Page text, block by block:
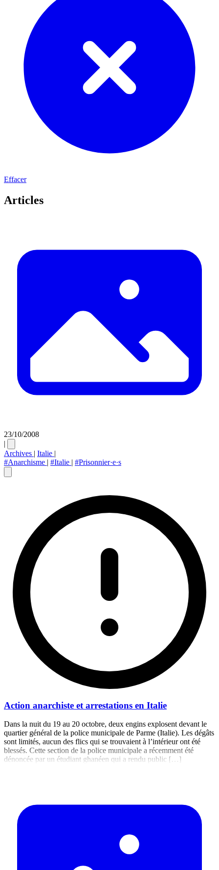
Effacer
Articles
23/10/2008
|
Archives | Italie |
#Anarchisme | #Italie | #Prisonnier·e·s
Action anarchiste et arrestations en Italie
Dans la nuit du 19 au 20 octobre, deux engins explosent devant le
quartier général de la police municipale de Parme (Italie). Les dégâts
sont limités, aucun des flics qui se trouvaient à l’intérieur ont été
blessés. Cette section de la police municipale a récemment été
dénoncée par un étudiant ghanéen qui a rendu public […]